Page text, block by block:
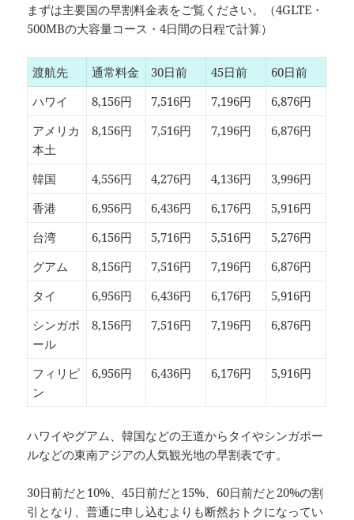
まずは主要国の早割料金表をご覧ください。（4GLTE・
500MBの大容量コース・4日間の日程で計算）
渡航先 通常料金 30日前 45日前
60日前
ハワイ
8,156円 7,516円 7,196円
6,876円
アメリカ
本土
8,156円 7,516円 7,196円 6,876円
韓国 4,556円 4,276円 4,136円
3,996円
香港
6,956円 6,436円 6,176円
5,916円
台湾
6,156円 5,716円 5,516円
5,276円
グアム
8,156円 7,516円 7,196円
6,876円
タイ
6,956円 6,436円 6,176円
5,916円
シンガポ
ール
8,156円 7,516円 7,196円 6,876円
フィリピ
ン
6,956円 6,436円 6,176円 5,916円
ハワイやグアム、韓国などの王道からタイやシンガポー
ルなどの東南アジアの人気観光地の早割表です。
30日前だと10%、45日前だと15%、60日前だと20%の割
引となり、普通に申し込むよりも断然おトクになってい